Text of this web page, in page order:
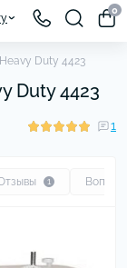
0
Duty 4423
Duty 4423
1
1